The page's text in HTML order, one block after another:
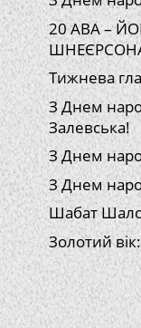
20 АВА –
Тижнева
З Днем
Залевська!
З Днем
З Днем
Шабат
Золотий